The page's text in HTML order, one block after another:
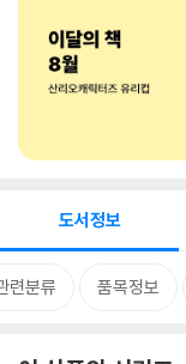
도서정보
련분류 품목정보